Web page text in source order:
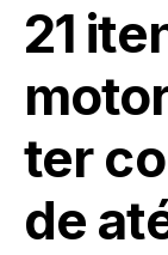
21
ter
de